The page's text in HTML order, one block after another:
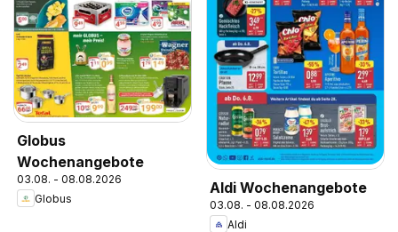
Globus
Wochenangebote
03.08. - 08.08.2026
Globus
Aldi Wochenangebote
03.08. - 08.08.2026
Aldi